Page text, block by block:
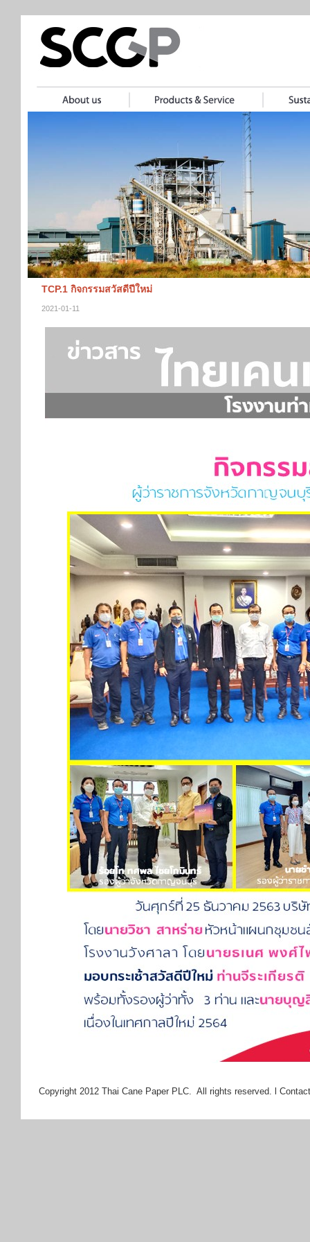
TCP.1 กิจกรรมสวัสดีปีใหม่
2021-01-11
Copyright 2012 Thai Cane Paper PLC. All rights reserved. l